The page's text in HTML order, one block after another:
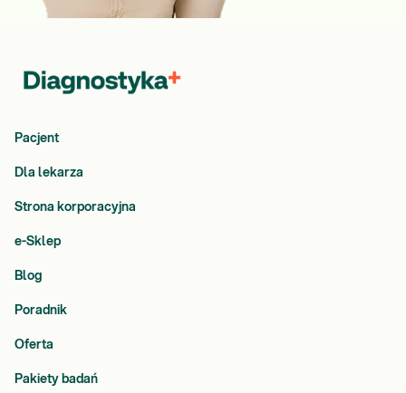
Pacjent
Dla lekarza
Strona korporacyjna
e-Sklep
Blog
Poradnik
Oferta
Pakiety badań